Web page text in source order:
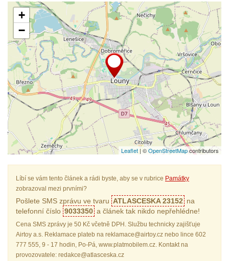
+
−
Leaflet| ©OpenStreetMapcontributors
Líbí se vám tento článek a rádi byste, aby se v rubrice Památky
zobrazoval mezi prvními?
Pošlete SMS zprávu ve tvaru ATLASCESKA 23152 na
telefonní číslo 9033350 a článek tak nikdo nepřehlédne!
Cena SMS zprávy je 50 Kč včetně DPH. Službu technicky zajišťuje
Airtoy a.s. Reklamace plateb na reklamace@airtoy.cz nebo lince 602
777 555, 9 - 17 hodin, Po-Pá, www.platmobilem.cz. Kontakt na
provozovatele: redakce@atlasceska.cz